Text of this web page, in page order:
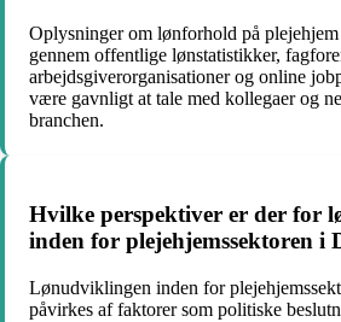
Oplysninger om lønforhold på
gennem offentlige lønstatistikker,
arbejdsgiverorganisationer og online
være gavnligt at tale med kollegaer og
branchen.
Hvilke perspektiver er der for
inden for plejehjemssektoren i
Lønudviklingen inden for
påvirkes af faktorer som politiske